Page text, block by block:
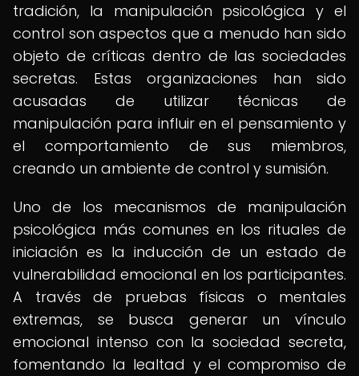
tradición, la manipulación psicológica y el
control son aspectos que a menudo han sido
objeto de críticas dentro de las sociedades
secretas. Estas organizaciones han sido
acusadas de utilizar técnicas de
manipulación para influir en el pensamiento y
el comportamiento de sus miembros,
creando un ambiente de control y sumisión.
Uno de los mecanismos de manipulación
psicológica más comunes en los rituales de
iniciación es la inducción de un estado de
vulnerabilidad emocional en los participantes.
A través de pruebas físicas o mentales
extremas, se busca generar un vínculo
emocional intenso con la sociedad secreta,
fomentando la lealtad y el compromiso de